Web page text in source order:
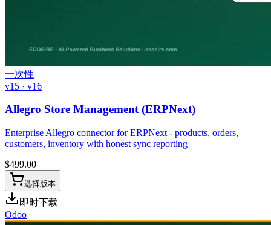
一次性
v15 · v16
Allegro Store Management (ERPNext)
Enterprise Allegro connector for ERPNext - products, orders,
customers, inventory with honest sync reporting
$499.00
选择版本
即时下载
Odoo